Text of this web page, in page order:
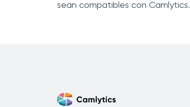
sean compatibles con Camlytics.